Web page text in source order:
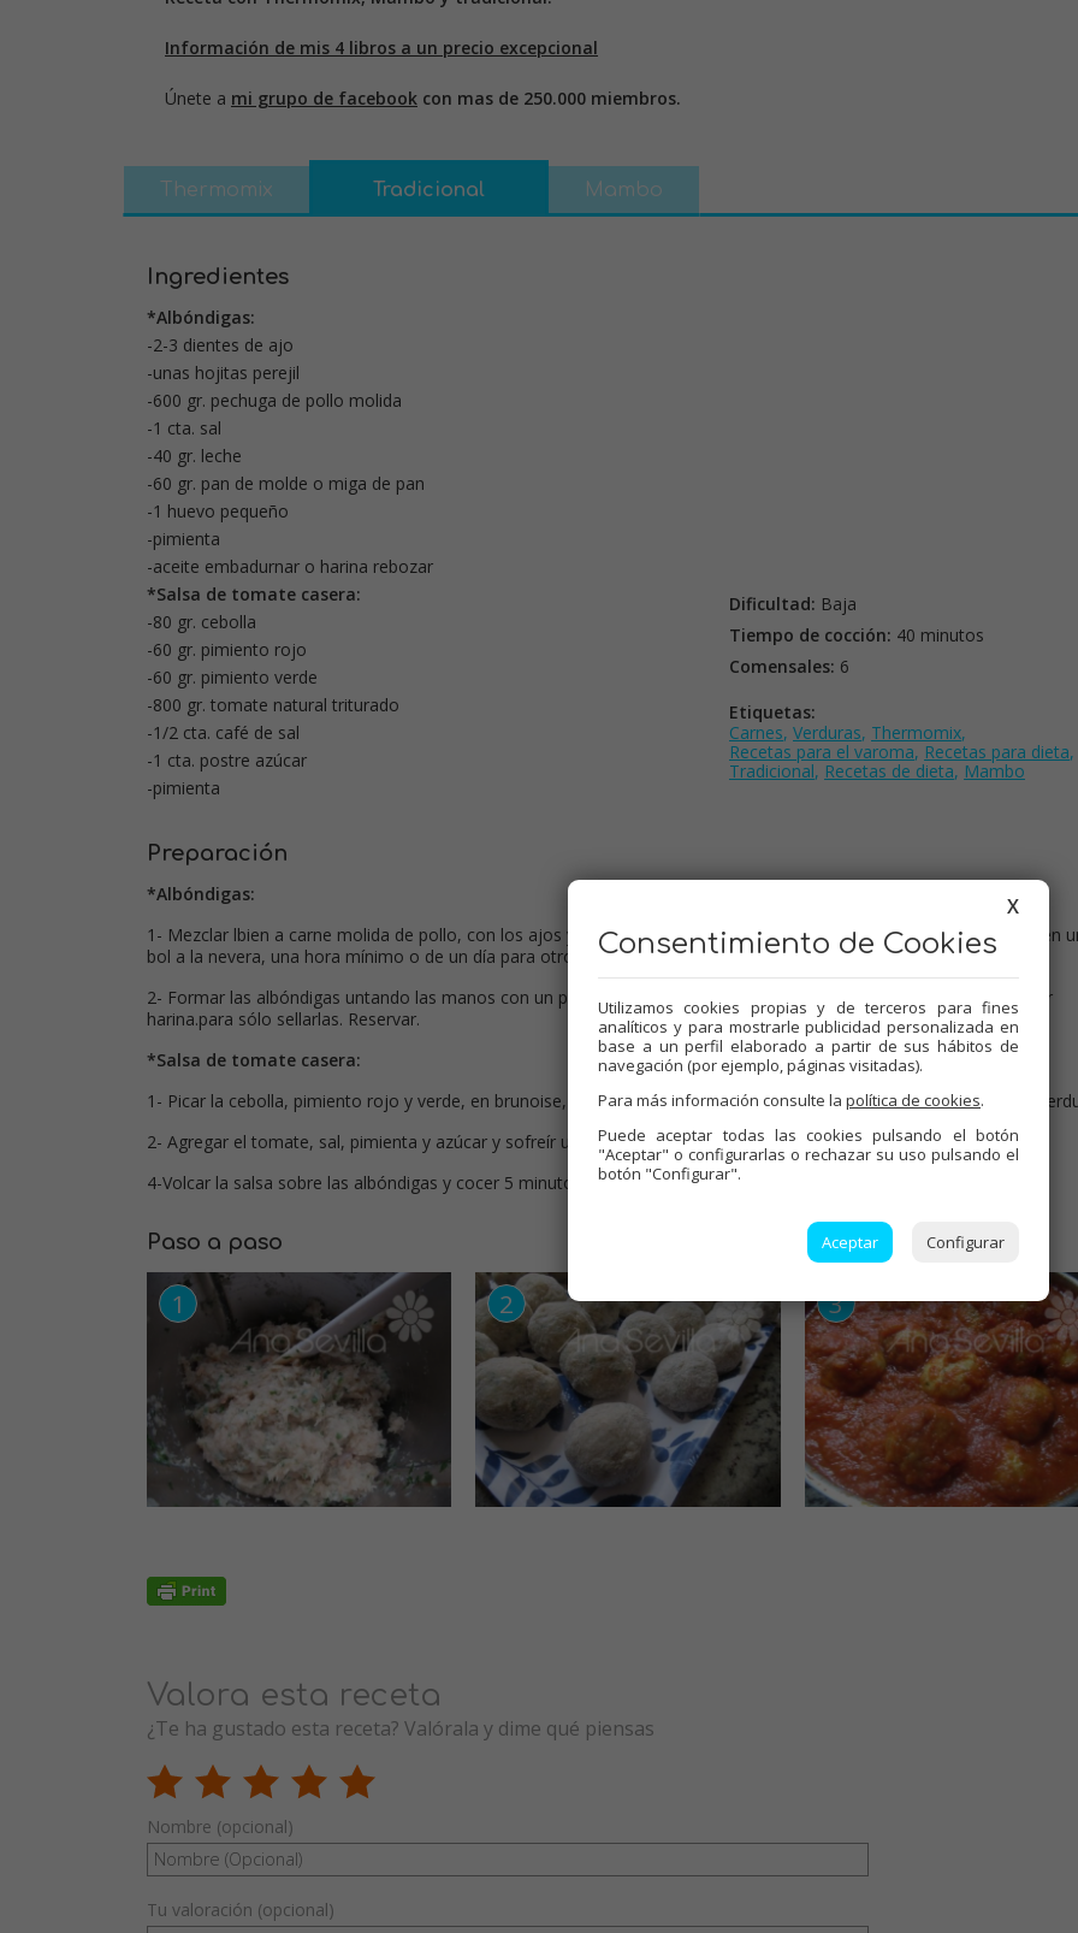
Información de mis 4 libros a un precio excepcional
Únete a mi grupo de facebook con mas de 250.000 miembros.
Thermomix Tradicional Mambo
Ingredientes
*Albóndigas:
-2-3 dientes de ajo
-unas hojitas perejil
-600 gr. pechuga de pollo molida
-1 cta. sal
-40 gr. leche
-60 gr. pan de molde o miga de pan
-1 huevo pequeño
-pimienta
-aceite embadurnar o harina rebozar
*Salsa de tomate casera:
-80 gr. cebolla
-60 gr. pimiento rojo
-60 gr. pimiento verde
-800 gr. tomate natural triturado
-1/2 cta. café de sal
-1 cta. postre azúcar
-pimienta
Dificultad: Baja
Tiempo de cocción: 40 minutos
Comensales: 6
Etiquetas:
Carnes, Verduras, Thermomix,
Recetas para el varoma, Recetas para dieta,
Tradicional, Recetas de dieta, Mambo
Preparación
*Albóndigas:
1- Mezclar lbien a carne molida de pollo, con los ajos y perejil majados, sal, pan, la leche, huevo y pimienta. Llevar en
bol a la nevera, una hora mínimo o de un día para otro.
2- Formar las albóndigas untando las manos con un poco de aceite. Dorarlas con un poco de aceite pasándolas por
harina.para sólo sellarlas. Reservar.
*Salsa de tomate casera:
1- Picar la cebolla, pimiento rojo y verde, en brunoise, muy menudito y sofreír con aceite hasta que esté blanda la
2- Agregar el tomate, sal, pimienta y azúcar y sofreír unos 20 miutos a fuego bajo medio.
4-Volcar la salsa sobre las albóndigas y cocer 5 minutos a fuego medio.
Paso a paso
Valora esta receta
¿Te ha gustado esta receta? Valórala y dime qué piensas
Nombre (opcional)
Tu valoración (opcional)
X
Consentimiento de Cookies
Utilizamos cookies propias y de terceros para fines
analíticos y para mostrarle publicidad personalizada en
base a un perfil elaborado a partir de sus hábitos de
navegación (por ejemplo, páginas visitadas).
Para más información consulte la política de cookies.
Puede aceptar todas las cookies pulsando el botón
"Aceptar" o configurarlas o rechazar su uso pulsando el
botón "Configurar".
Aceptar Configurar